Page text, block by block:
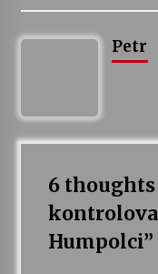
Želiv
30.
Petr
6 thoughts
Humpolci”